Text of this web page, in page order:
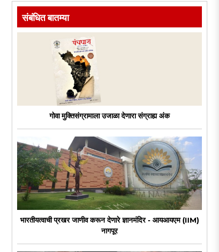
संबंधित बातम्या
गोवा मुक्तिसंग्रामाला उजाळा देणारा संग्राह्य अंक
भारतीयत्वाची प्रखर जाणीव करून देणारे ज्ञानमंदिर - आयआयएम (IIM)
नागपूर